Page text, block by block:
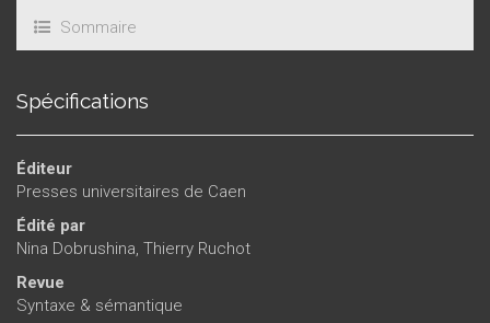
Sommaire
Spécifications
Éditeur
Presses universitaires de Caen
Édité par
Nina Dobrushina, Thierry Ruchot
Revue
Syntaxe & sémantique